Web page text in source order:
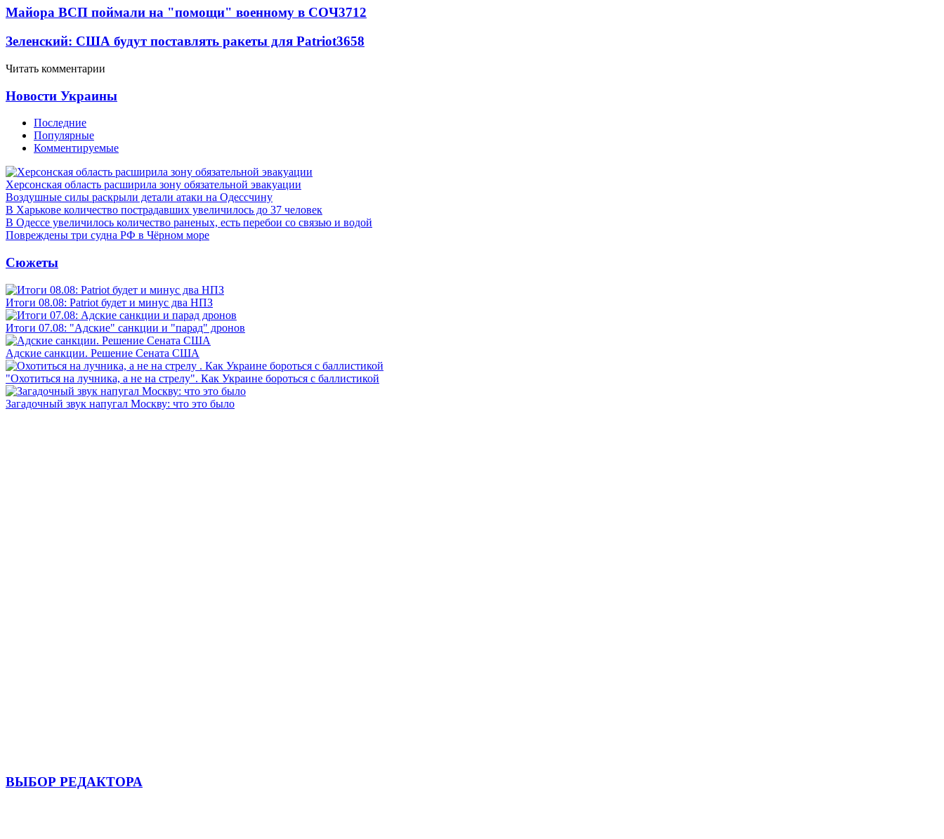
Майора ВСП поймали на "помощи" военному в СОЧ3712
Зеленский: США будут поставлять ракеты для Patriot3658
Читать комментарии
Новости Украины
Последние
Популярные
Комментируемые
Херсонская область расширила зону обязательной эвакуации
Воздушные силы раскрыли детали атаки на Одессчину
В Харькове количество пострадавших увеличилось до 37 человек
В Одессе увеличилось количество раненых, есть перебои со связью и водой
Повреждены три судна РФ в Чёрном море
Сюжеты
Итоги 08.08: Patriot будет и минус два НПЗ
Итоги 07.08: "Адские" санкции и "парад" дронов
Адские санкции. Решение Сената США
"Охотиться на лучника, а не на стрелу". Как Украине бороться с баллистикой
Загадочный звук напугал Москву: что это было
ВЫБОР РЕДАКТОРА